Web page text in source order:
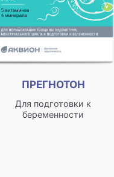
ПРЕГНОТОН
Для подготовки к
беременности